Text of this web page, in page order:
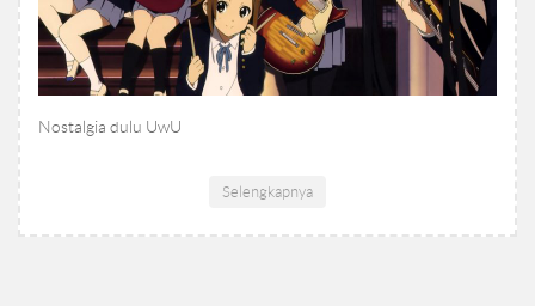
Nostalgia dulu UwU
Selengkapnya